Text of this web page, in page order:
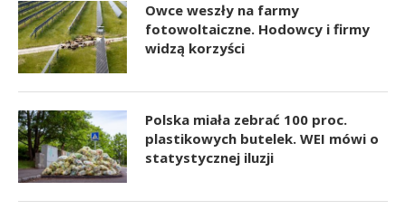
Owce weszły na farmy
fotowoltaiczne. Hodowcy i firmy
widzą korzyści
Polska miała zebrać 100 proc.
plastikowych butelek. WEI mówi o
statystycznej iluzji